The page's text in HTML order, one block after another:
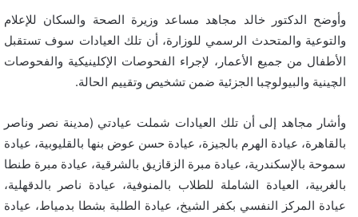
وأوضح الدكتور خالد مجاهد مساعد وزيرة الصحة والسكان للإعلام
والتوعية والمتحدث الرسمي للوزارة، أن تلك العيادات سوف تستقبل
الأطفال من جميع الأعمار، لإجراء الفحوصات الإكلينيكية والفحوصات
الچينية والبيولوچبا الجزئية ضمن تشخيص وتقييم الحالة.
وأشار مجاهد إلى أن تلك العيادات شملت عيادتي (مدينة نصر وناصر
بالقاهرة، عيادة الهرم بالجيزة، عيادة حسن عوض بنها بالقليوبية، عيادة
سموحة بالإسكندرية، عيادة مبرة الزقازيق بالشرقية، عيادة مبرة طنطا
بالغربية، العيادة الشاملة للطلاب بالمنوفية، عيادة ناصر بالدقهلية،
عيادة المركز النفسي بكفر الشيخ، عيادة الطلبة بشطا بدمياط، عيادة